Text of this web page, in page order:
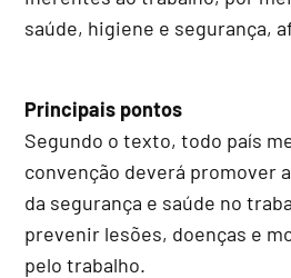
saúde, higiene e segurança,
Principais pontos
Segundo o texto, todo país
convenção deverá promover
da segurança e saúde no
prevenir lesões, doenças e
pelo trabalho.